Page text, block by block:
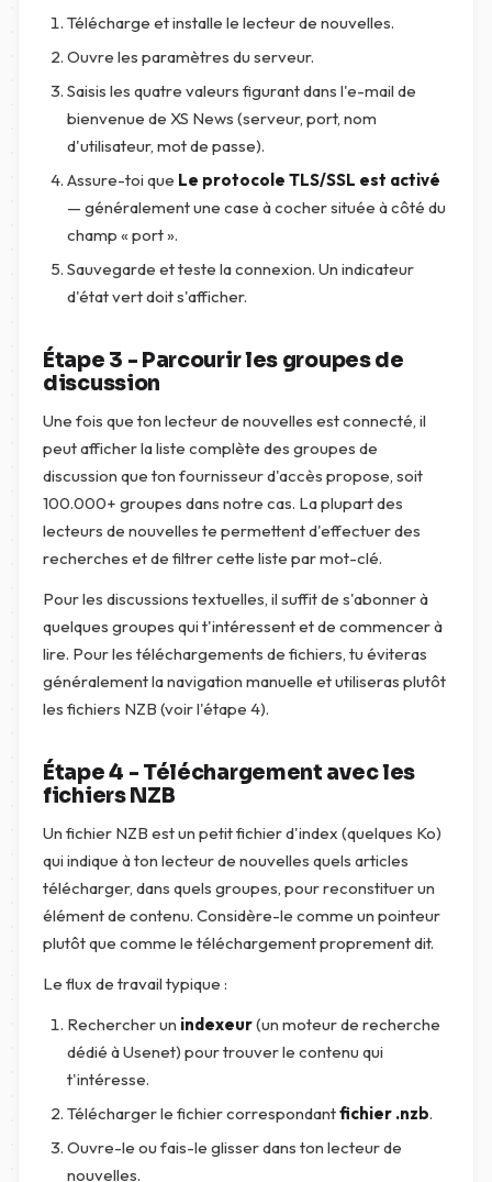
Télécharge et installe le lecteur de nouvelles.
Ouvre les paramètres du serveur.
Saisis les quatre valeurs figurant dans l'e-mail de
bienvenue de XS News (serveur, port, nom
d'utilisateur, mot de passe).
Assure-toi que Le protocole TLS/SSL est activé
— généralement une case à cocher située à côté du
champ « port ».
Sauvegarde et teste la connexion. Un indicateur
d'état vert doit s'afficher.
Étape 3 - Parcourir les groupes de
discussion
Une fois que ton lecteur de nouvelles est connecté, il
peut afficher la liste complète des groupes de
discussion que ton fournisseur d'accès propose, soit
100.000+ groupes dans notre cas. La plupart des
lecteurs de nouvelles te permettent d'effectuer des
recherches et de filtrer cette liste par mot-clé.
Pour les discussions textuelles, il suffit de s'abonner à
quelques groupes qui t'intéressent et de commencer à
lire. Pour les téléchargements de fichiers, tu éviteras
généralement la navigation manuelle et utiliseras plutôt
les fichiers NZB (voir l'étape 4).
Étape 4 - Téléchargement avec les
fichiers NZB
Un fichier NZB est un petit fichier d'index (quelques Ko)
qui indique à ton lecteur de nouvelles quels articles
télécharger, dans quels groupes, pour reconstituer un
élément de contenu. Considère-le comme un pointeur
plutôt que comme le téléchargement proprement dit.
Le flux de travail typique :
Rechercher un indexeur(un moteur de recherche
dédié à Usenet) pour trouver le contenu qui
t'intéresse.
Télécharger le fichier correspondantfichier .nzb.
Ouvre-le ou fais-le glisser dans ton lecteur de
nouvelles.